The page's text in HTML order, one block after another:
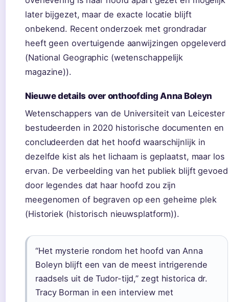
later bijgezet, maar de exacte locatie blijft
onbekend. Recent onderzoek met grondradar
heeft geen overtuigende aanwijzingen opgeleverd
(National Geographic (wetenschappelijk
magazine)).
Nieuwe details over onthoofding Anna Boleyn
Wetenschappers van de Universiteit van Leicester
bestudeerden in 2020 historische documenten en
concludeerden dat het hoofd waarschijnlijk in
dezelfde kist als het lichaam is geplaatst, maar los
ervan. De verbeelding van het publiek blijft gevoed
door legendes dat haar hoofd zou zijn
meegenomen of begraven op een geheime plek
(Historiek (historisch nieuwsplatform)).
“Het mysterie rondom het hoofd van Anna
Boleyn blijft een van de meest intrigerende
raadsels uit de Tudor-tijd,” zegt historica dr.
Tracy Borman in een interview met